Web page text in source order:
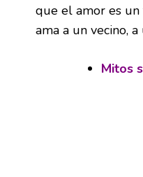
que el amor es un
ama a un vecino,
Mitos